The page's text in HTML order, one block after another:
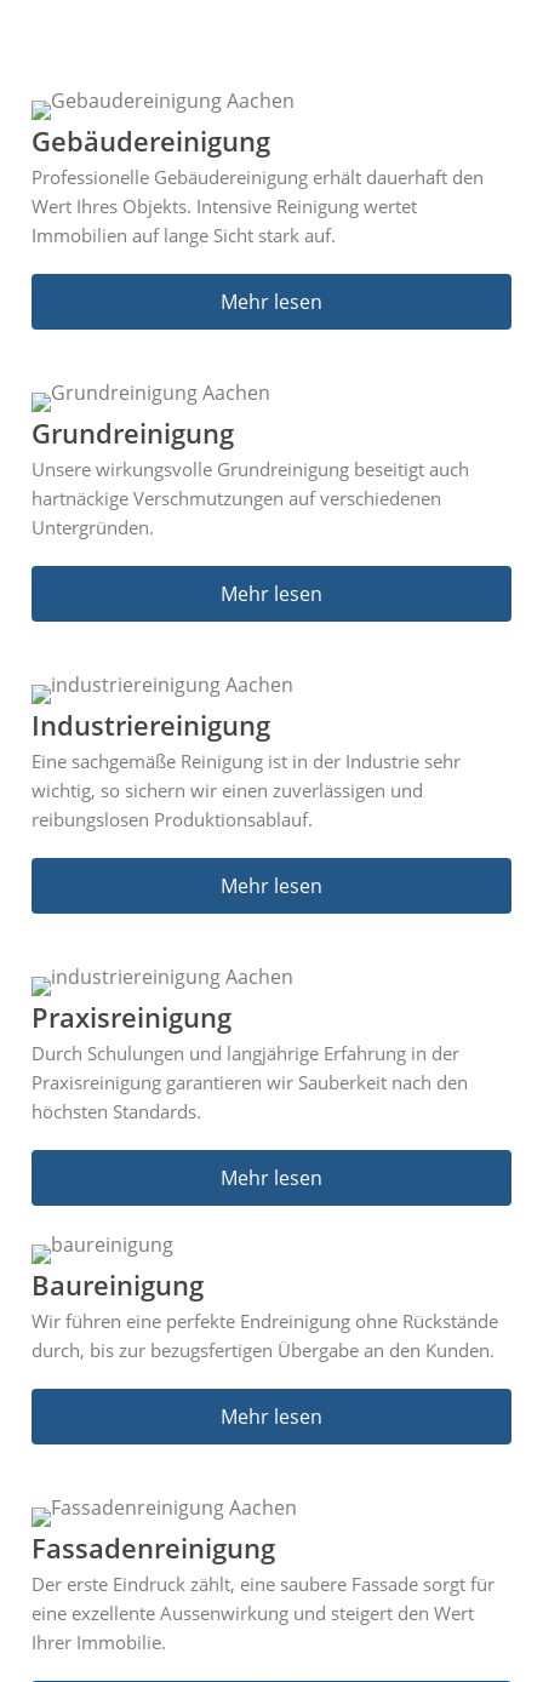
Gebäudereinigung
Professionelle Gebäudereinigung erhält dauerhaft den
Wert Ihres Objekts. Intensive Reinigung wertet
Immobilien auf lange Sicht stark auf.
Mehr lesen
Grundreinigung​
Unsere wirkungsvolle Grundreinigung beseitigt auch
hartnäckige Verschmutzungen auf verschiedenen
Untergründen.
Mehr lesen
Industriereinigung
Eine sachgemäße Reinigung ist in der Industrie sehr
wichtig, so sichern wir einen zuverlässigen und
reibungslosen Produktionsablauf.
Mehr lesen
Praxisreinigung
Durch Schulungen und langjährige Erfahrung in der
Praxisreinigung garantieren wir Sauberkeit nach den
höchsten Standards.
Mehr lesen
Baureinigung
Wir führen eine perfekte Endreinigung ohne Rückstände
durch, bis zur bezugsfertigen Übergabe an den Kunden.​
Mehr lesen
Fassadenreinigung
Der erste Eindruck zählt, eine saubere Fassade sorgt für
eine exzellente Aussenwirkung und steigert den Wert
Ihrer Immobilie.